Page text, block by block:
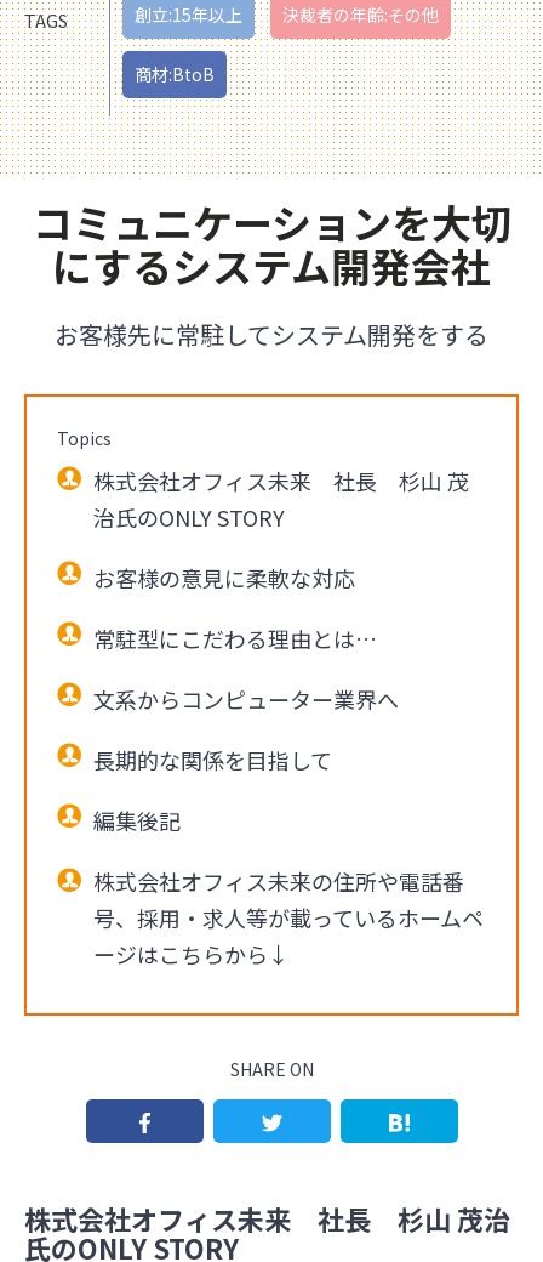
TAGS 創立:15年以上 決裁者の年齢:その他
商材:BtoB
コミュニケーションを大切
にするシステム開発会社
お客様先に常駐してシステム開発をする
Topics
株式会社オフィス未来 社長 杉山 茂
治氏のONLY STORY
お客様の意見に柔軟な対応
常駐型にこだわる理由とは…
文系からコンピューター業界へ
長期的な関係を目指して
編集後記
株式会社オフィス未来の住所や電話番
号、採用・求人等が載っているホームペ
ージはこちらから↓
SHARE ON
株式会社オフィス未来 社長 杉山 茂治
氏のONLY STORY